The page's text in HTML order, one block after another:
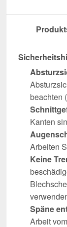
beachten
Kanten
Arbeiten
Keine
Späne
Arbeit